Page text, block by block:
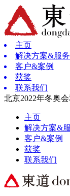
主页
解决方案&服务
客户&案例
获奖
联系我们
北京2022年冬奥
主页
解决方案&
客户&案例
获奖
联系我们